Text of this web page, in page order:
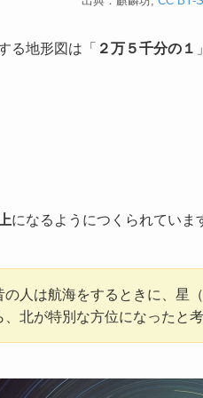
る地形図は「 ２万５千分の１
になるようにつくられていま
の人は航海をするときに、星（
、北が特別な方位になったと